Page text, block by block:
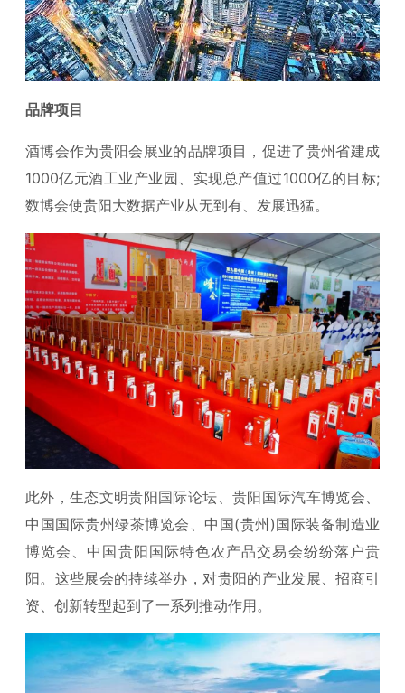
品牌项目
酒博会作为贵阳会展业的品牌项目，促进了贵州省建成
1000亿元酒工业产业园、实现总产值过1000亿的目标;
数博会使贵阳大数据产业从无到有、发展迅猛。
此外，生态文明贵阳国际论坛、贵阳国际汽车博览会、
中国国际贵州绿茶博览会、中国(贵州)国际装备制造业
博览会、中国贵阳国际特色农产品交易会纷纷落户贵
阳。这些展会的持续举办，对贵阳的产业发展、招商引
资、创新转型起到了一系列推动作用。